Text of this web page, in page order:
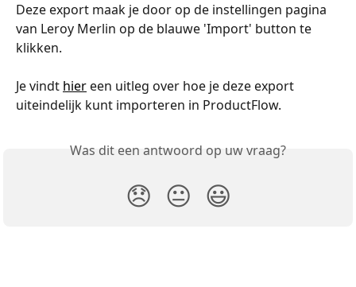
Deze export maak je door op de instellingen pagina
van Leroy Merlin op de blauwe 'Import' button te
klikken.
Je vindt hier een uitleg over hoe je deze export
uiteindelijk kunt importeren in ProductFlow.
Was dit een antwoord op uw vraag?
😞 😐 😃